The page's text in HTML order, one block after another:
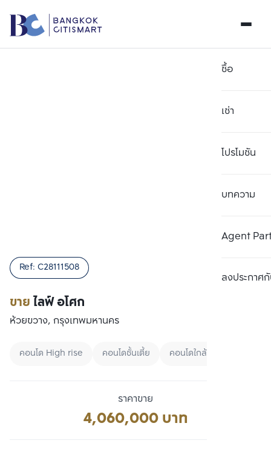
ซื้อ
เช่า
โปรโมชัน
บทความ
Agent
ลงประกาศกั
ขายไลฟ์ อโศก
Ref: C28111508
ห้วยขวาง, กรุงเทพมหานคร
คอนโด High rise คอนโดชั้นเตี้ย คอนโดใกล้ BTS
ราคาขาย
4,060,000 บาท